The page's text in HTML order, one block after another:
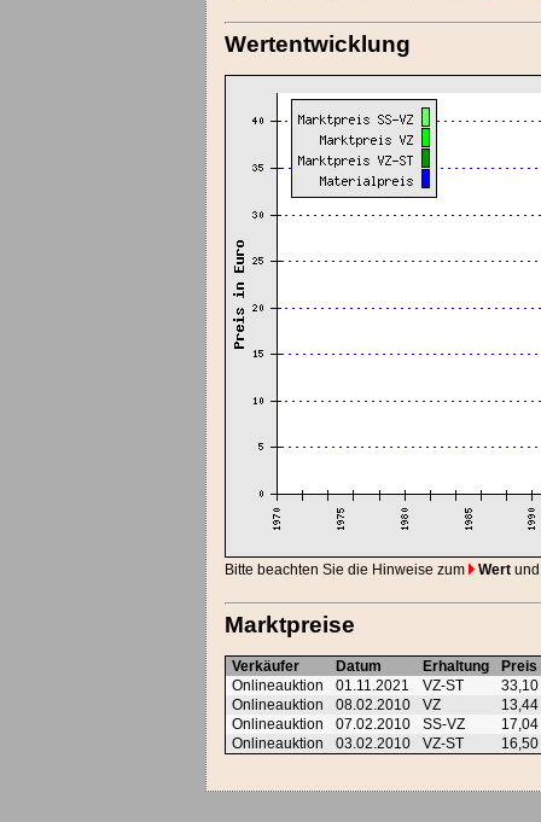
Wertentwicklung
Bitte beachten Sie die Hinweise zum Wert
Marktpreise
Verkäufer Datum Erhaltung
Preis
Onlineauktion
01.11.2021 VZ-ST
Onlineauktion
08.02.2010 VZ
Onlineauktion
07.02.2010 SS-VZ
Onlineauktion
03.02.2010 VZ-ST